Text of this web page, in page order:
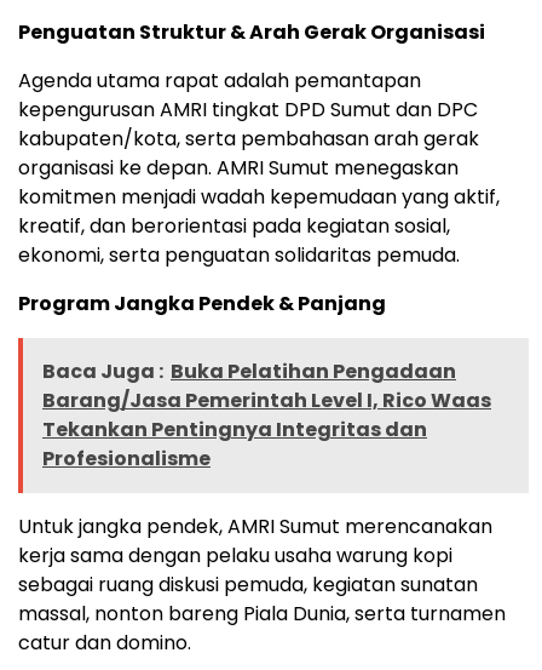
Penguatan Struktur & Arah Gerak Organisasi
Agenda utama rapat adalah pemantapan
kepengurusan AMRI tingkat DPD Sumut dan DPC
kabupaten/kota, serta pembahasan arah gerak
organisasi ke depan. AMRI Sumut menegaskan
komitmen menjadi wadah kepemudaan yang aktif,
kreatif, dan berorientasi pada kegiatan sosial,
ekonomi, serta penguatan solidaritas pemuda.
Program Jangka Pendek & Panjang
Baca Juga : Buka Pelatihan Pengadaan
Barang/Jasa Pemerintah Level I, Rico Waas
Tekankan Pentingnya Integritas dan
Profesionalisme
Untuk jangka pendek, AMRI Sumut merencanakan
kerja sama dengan pelaku usaha warung kopi
sebagai ruang diskusi pemuda, kegiatan sunatan
massal, nonton bareng Piala Dunia, serta turnamen
catur dan domino.